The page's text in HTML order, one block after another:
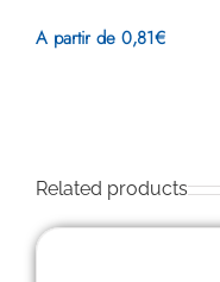
A partir de 0,81€
Related products